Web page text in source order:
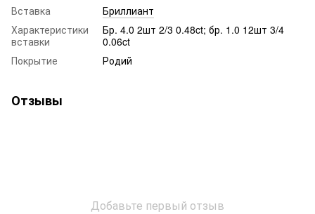
Вставка
Бриллиант
Характеристики
вставки
Бр. 4.0 2шт 2/3 0.48ct; бр. 1.0 12шт 3/4
0.06ct
Покрытие
Родий
Отзывы
Добавьте первый отзыв